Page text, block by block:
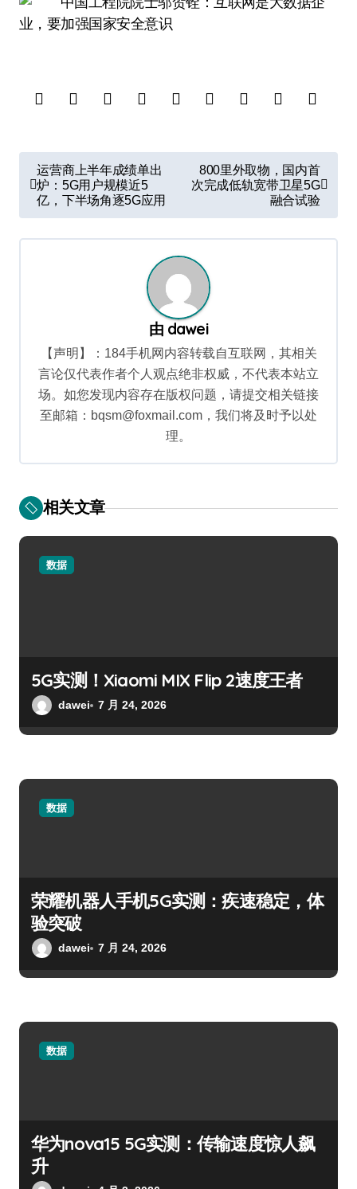
文
章
导
航
运营商上半年成绩单出
炉：5G用户规模近5
亿，下半场角逐5G应用
800里外取物，国内首
次完成低轨宽带卫星5G
融合试验
由 dawei
【声明】：184手机网内容转载自互联网，其相关
言论仅代表作者个人观点绝非权威，不代表本站立
场。如您发现内容存在版权问题，请提交相关链接
至邮箱：bqsm@foxmail.com，我们将及时予以处
理。
相关文章
数据
5G实测！Xiaomi MIX Flip 2速度王者
dawei 7 月 24, 2026
数据
荣耀机器人手机5G实测：疾速稳定，体
验突破
dawei 7 月 24, 2026
数据
华为nova15 5G实测：传输速度惊人飙
升